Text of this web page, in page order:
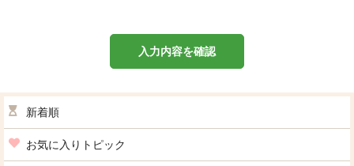
入力内容を確認
新着順
お気に入りトピック